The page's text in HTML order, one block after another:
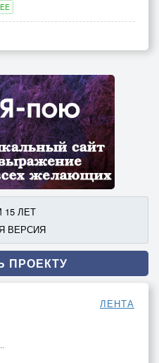
ЛЕТ
ВЕРСИЯ
ПРОЕКТУ
ЛЕНТА